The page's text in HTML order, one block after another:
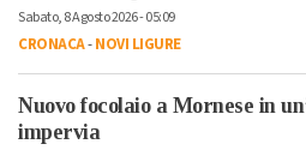
Sabato, 8 Agosto 2026 - 05:09
CRONACA-NOVI LIGURE
Nuovo focolaio a Mornese in
impervia